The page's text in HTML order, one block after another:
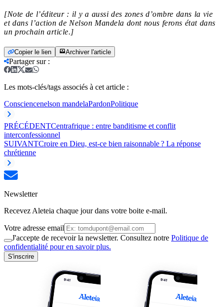
[Note de l’éditeur : il y a aussi des zones d’ombre dans la vie
et dans l’action de Nelson Mandela dont nous ferons état dans
un prochain article.]
Copier le lien Archiver l'article
Partager sur:
Les mots-clés/tags associés à cet article :
Consciencenelson mandelaPardonPolitique
PRÉCÉDENTCentrafrique : entre banditisme et conflit
interconfessionnel
SUIVANTCroire en Dieu, est-ce bien raisonnable ? La réponse
chrétienne
Newsletter
Recevez Aleteia chaque jour dans votre boite e-mail.
Votre adresse email
J'accepte de recevoir la newsletter. Consultez notre Politique de
confidentialité pour en savoir plus.
S'inscrire